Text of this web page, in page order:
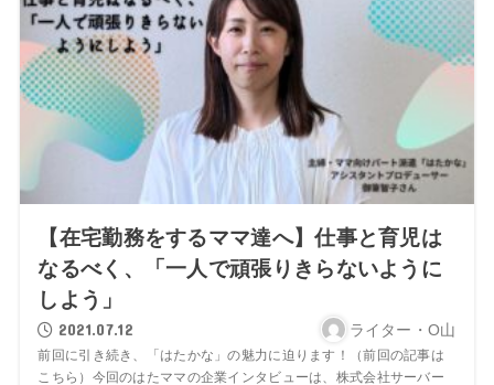
【在宅勤務をするママ達へ】仕事と育児は
なるべく、「一人で頑張りきらないように
しよう」
2021.07.12 ライター・O山
前回に引き続き、「はたかな」の魅力に迫ります！（前回の記事は
こちら）今回のはたママの企業インタビューは、株式会社サーバー